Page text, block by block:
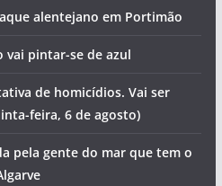
alentejano em Portimão
vai pintar-se de azul
de homicídios. Vai ser
feira, 6 de agosto)
pela gente do mar que tem o